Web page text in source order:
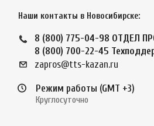
Наши контакты в Новосибирске:
8 (800) 775-04-98 ОТДЕЛ
8 (800) 700-22-45
zapros@tts-kazan.ru
Режим работы (GMT +3)
Круглосуточно